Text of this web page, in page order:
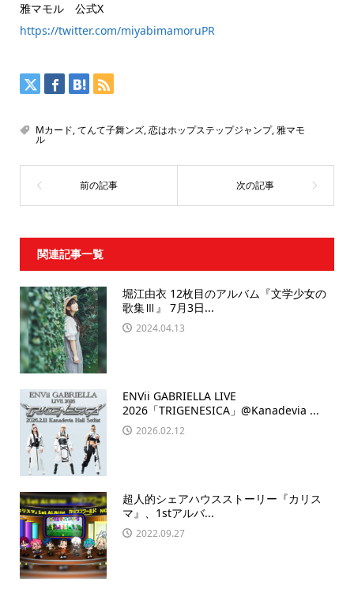
雅マモル 公式X
https://twitter.com/miyabimamoruPR
Mカード,てんて子舞ンズ,恋はホップステップジャンプ,雅マモ
ル
関連記事一覧
堀江由衣 12枚目のアルバム『文学少女の
歌集Ⅲ』 7月3日...
2024.04.13
ENVii GABRIELLA LIVE
2026「TRIGENESICA」@Kanadevia ...
2026.02.12
超人的シェアハウスストーリー『カリス
マ』、1stアルバ...
2022.09.27